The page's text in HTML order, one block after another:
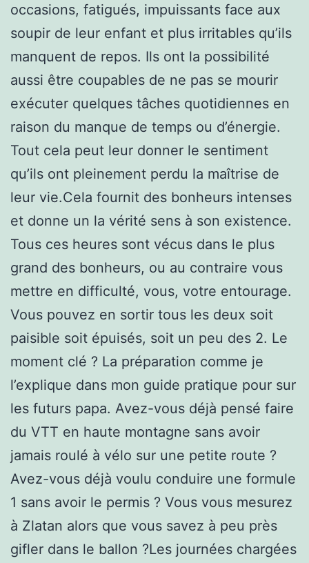
occasions, fatigués, impuissants face aux
soupir de leur enfant et plus irritables qu’ils
manquent de repos. Ils ont la possibilité
aussi être coupables de ne pas se mourir
exécuter quelques tâches quotidiennes en
raison du manque de temps ou d’énergie.
Tout cela peut leur donner le sentiment
qu’ils ont pleinement perdu la maîtrise de
leur vie.Cela fournit des bonheurs intenses
et donne un la vérité sens à son existence.
Tous ces heures sont vécus dans le plus
grand des bonheurs, ou au contraire vous
mettre en difficulté, vous, votre entourage.
Vous pouvez en sortir tous les deux soit
paisible soit épuisés, soit un peu des 2. Le
moment clé ? La préparation comme je
l’explique dans mon guide pratique pour sur
les futurs papa. Avez-vous déjà pensé faire
du VTT en haute montagne sans avoir
jamais roulé à vélo sur une petite route ?
Avez-vous déjà voulu conduire une formule
1 sans avoir le permis ? Vous vous mesurez
à Zlatan alors que vous savez à peu près
gifler dans le ballon ?Les journées chargées